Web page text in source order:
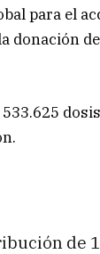
para el
donación
de